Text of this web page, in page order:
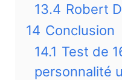
13.4 Robert
14 Conclusion
14.1 Test de
personnalité